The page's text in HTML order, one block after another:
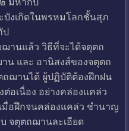
บังเกิดในพรหมโลกชั้นสุภ
ป
านแล้ว วิธีที่จะได้จตุตถ
น และ อานิสงส์ของจตุตถ
ถฌานได้ ผู้ปฏิบัติต้องฝึกฝน
อเนื่อง อย่างคล่องแคล่ว
อฝึกจนคล่องแคล่ว ชำนาญ
จตุตถฌานละเอียด